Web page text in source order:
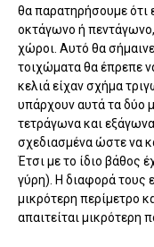
θα παρατηρήσουμε ότι
οκτάγωνο ή
χώροι. Αυτό θα
τοιχώματα θα έπρεπε
κελιά είχαν σχήμα
υπάρχουν αυτά τα δύο
τετράγωνα και
σχεδιασμένα ώστε να
Έτσι με το ίδιο βάθος
γύρη). Η διαφορά τους
μικρότερη περίμετρο
απαιτείται μικρότερη